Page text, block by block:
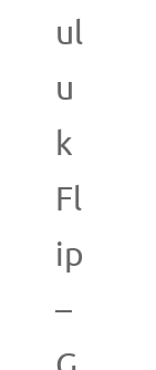
ul
u
k
Fl
ip
–